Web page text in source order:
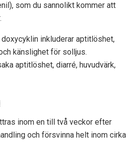
som du sannolikt kommer att
inkluderar aptitlöshet,
känslighet för solljus.
aptitlöshet, diarré, huvudvärk,
inom en till två veckor efter
och försvinna helt inom cirka